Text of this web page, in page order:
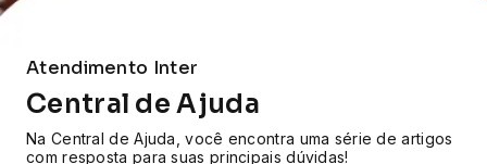
Atendimento Inter
Central de Ajuda
Na Central de Ajuda, você encontra uma série de artigos
com resposta para suas principais dúvidas!